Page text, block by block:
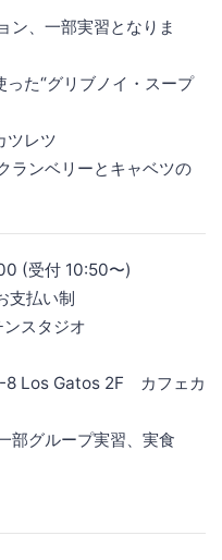
、一部実習となりま
た“グリブノイ・スープ
ツレツ
ランベリーとキャベツの
(受付 10:50〜)
支払い制
ンスタジオ
Gatos 2F カフェカ
部グループ実習、実食